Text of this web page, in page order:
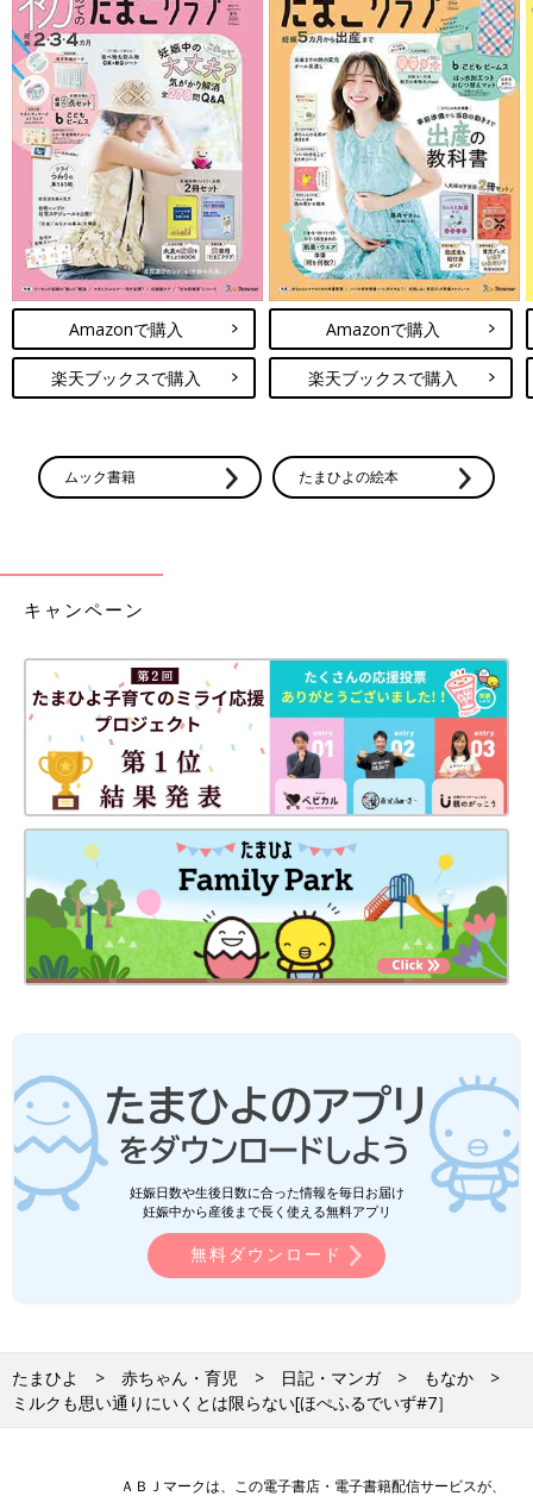
Amazonで購入
楽天ブックスで購入
Amazonで購入
楽天ブックスで購入
ムック書籍 たまひよの絵本
キャンペーン
妊娠日数や生後日数に合った情報を毎日お届け
妊娠中から産後まで長く使える無料アプリ
無料ダウンロード
たまひよ 赤ちゃん・育児 日記・マンガ
もなか
ミルクも思い通りにいくとは限らない[ほぺふるでいず#7］
ＡＢＪマークは、この電子書店・電子書籍配信サービスが、